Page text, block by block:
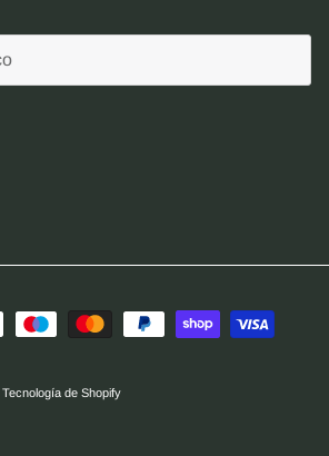
Tecnología de Shopify